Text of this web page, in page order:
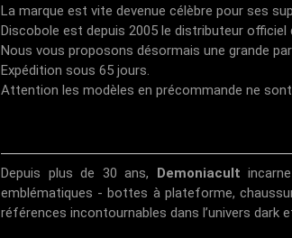
La marque est vite devenue célèbre pour ses
Discobole est depuis 2005 le distributeur officiel
Nous vous proposons désormais une grande
Expédition sous 65 jours.
Attention les modèles en précommande ne
Depuis plus de 30 ans, Demoniacult
emblématiques - bottes à plateforme,
références incontournables dans l’univers dark